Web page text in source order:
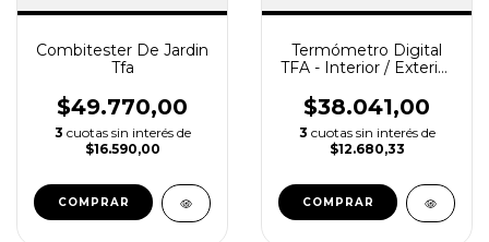
Combitester De Jardin
Tfa
$49.770,00
3 cuotas sin interés de
$16.590,00
Termómetro Digital
TFA - Interior / Exterior
$38.041,00
3 cuotas sin interés de
$12.680,33